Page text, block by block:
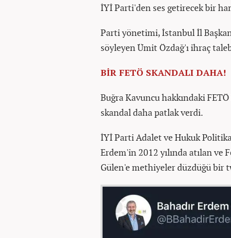
İYİ Parti'den ses getirecek bir
Parti yönetimi, İstanbul İl
söyleyen Ümit Özdağ'ı ihraç
BİR FETÖ SKANDALI DAHA!
Buğra Kavuncu hakkındaki
skandal daha patlak verdi.
İYİ Parti Adalet ve Hukuk
Erdem'in 2012 yılında atılan
Gülen'e methiyeler düzdüğü bir